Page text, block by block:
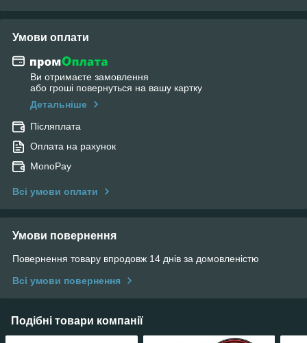
Умови оплати
Ви отримаєте замовлення
або гроші повернуться на вашу картку
Детальніше
Післяплата
Оплата на рахунок
MonoPay
Всі умови оплати
Умови повернення
Повернення товару впродовж 14 днів за домовленістю
Всі умови повернення
Подібні товари компанії